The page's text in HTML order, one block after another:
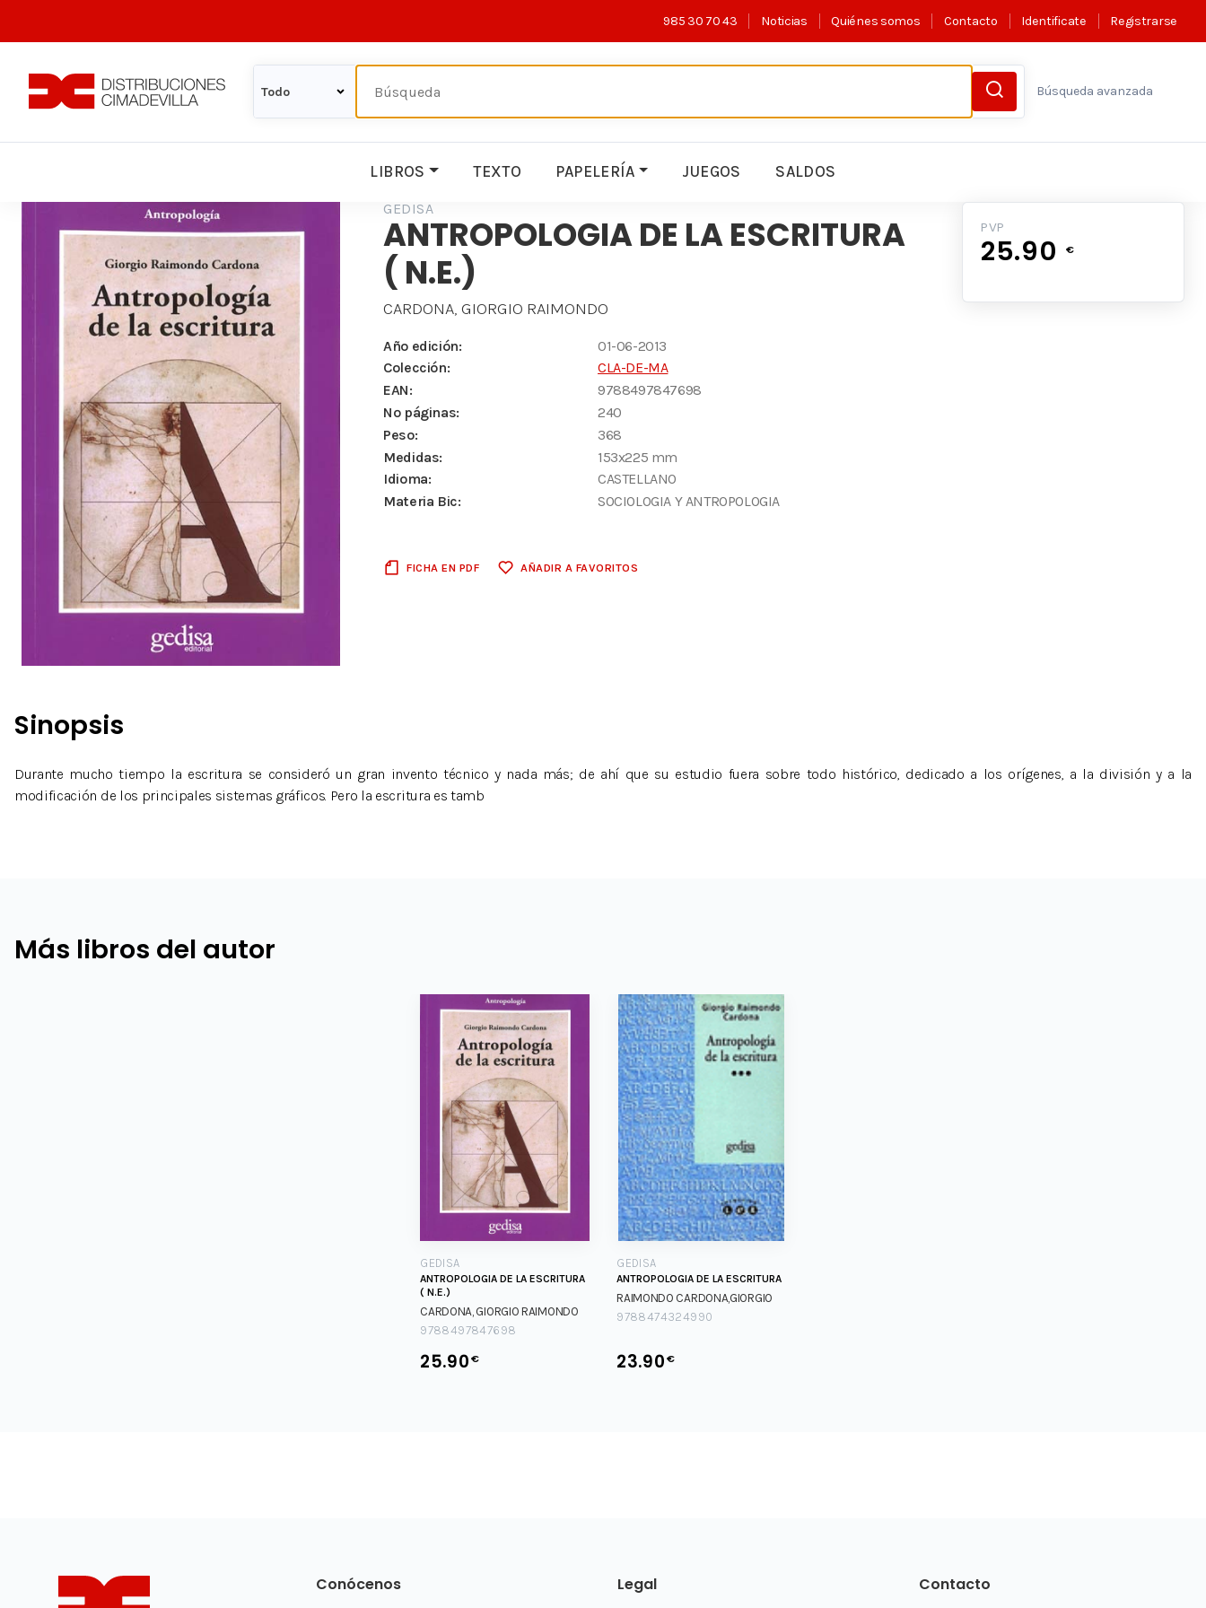
985 30 70 43 Noticias Quiénes somos Contacto Identificate Registrarse
Búsqueda avanzada
LIBROS TEXTO PAPELERÍA JUEGOS SALDOS
GEDISA
ANTROPOLOGIA DE LA ESCRITURA
( N.E.)
CARDONA, GIORGIO RAIMONDO
Año edición:
01-06-2013
Colección:
CLA-DE-MA
EAN:
9788497847698
Nº páginas:
240
Peso:
368
Medidas:
153x225 mm
Idioma:
CASTELLANO
Materia Bic:
SOCIOLOGIA Y ANTROPOLOGIA
FICHA EN PDF AÑADIR A FAVORITOS
PVP
25.90 €
Sinopsis
Durante mucho tiempo la escritura se consideró un gran invento técnico y nada más; de ahí que su estudio fuera sobre todo histórico, dedicado a los orígenes, a la división y a la
modificación de los principales sistemas gráficos. Pero la escritura es tamb
Más libros del autor
GEDISA
ANTROPOLOGIA DE LA ESCRITURA
( N.E.)
CARDONA, GIORGIO RAIMONDO
9788497847698
25.90€
GEDISA
ANTROPOLOGIA DE LA ESCRITURA
RAIMONDO CARDONA,GIORGIO
9788474324990
23.90€
Conócenos Legal Contacto